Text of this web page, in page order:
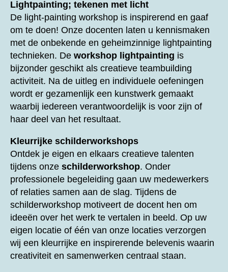
Lightpainting; tekenen met licht
De light-painting workshop is inspirerend en gaaf
om te doen! Onze docenten laten u kennismaken
met de onbekende en geheimzinnige lightpainting
technieken. De workshop lightpainting is
bijzonder geschikt als creatieve teambuilding
activiteit. Na de uitleg en individuele oefeningen
wordt er gezamenlijk een kunstwerk gemaakt
waarbij iedereen verantwoordelijk is voor zijn of
haar deel van het resultaat.
Kleurrijke schilderworkshops
Ontdek je eigen en elkaars creatieve talenten
tijdens onze schilderworkshop. Onder
professionele begeleiding gaan uw medewerkers
of relaties samen aan de slag. Tijdens de
schilderworkshop motiveert de docent hen om
ideeën over het werk te vertalen in beeld. Op uw
eigen locatie of één van onze locaties verzorgen
wij een kleurrijke en inspirerende belevenis waarin
creativiteit en samenwerken centraal staan.